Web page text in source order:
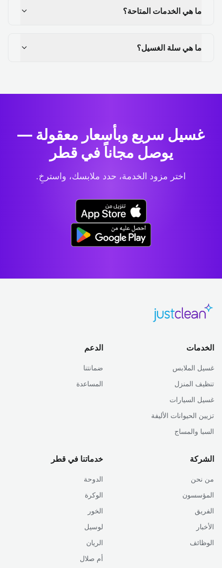
ما هي الخدمات المتاحة؟
ما هي سلة الغسيل؟
غسيل سريع وبأسعار معقولة —
يوصل مجاناً في قطر
اختر مزود الخدمة، حدد ملابسك، واسترخِ.
الخدمات
غسيل الملابس
تنظيف المنزل
غسيل السيارات
تزيين الحيوانات الأليفة
السبا والمساج
الدعم
ضمانتنا
المساعدة
الشركة
من نحن
المؤسسون
الفريق
الأخبار
الوظائف
خدماتنا في قطر
الدوحة
الوكرة
الخور
لوسيل
الريان
أم صلال